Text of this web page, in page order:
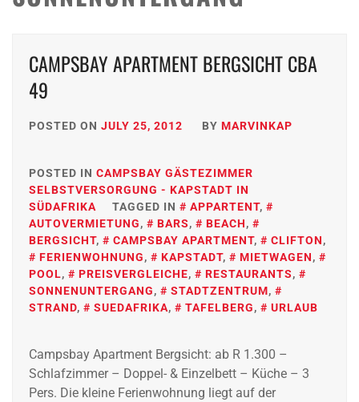
CAMPSBAY APARTMENT BERGSICHT CBA
49
POSTED ON JULY 25, 2012 BY MARVINKAP
POSTED IN CAMPSBAY GÄSTEZIMMER
SELBSTVERSORGUNG - KAPSTADT IN
SÜDAFRIKA
TAGGED IN APPARTENT,
AUTOVERMIETUNG, BARS, BEACH,
BERGSICHT, CAMPSBAY APARTMENT, CLIFTON,
FERIENWOHNUNG, KAPSTADT, MIETWAGEN,
POOL, PREISVERGLEICHE, RESTAURANTS,
SONNENUNTERGANG, STADTZENTRUM,
STRAND, SUEDAFRIKA, TAFELBERG, URLAUB
Campsbay Apartment Bergsicht: ab R 1.300 –
Schlafzimmer – Doppel- & Einzelbett – Küche – 3
Pers. Die kleine Ferienwohnung liegt auf der